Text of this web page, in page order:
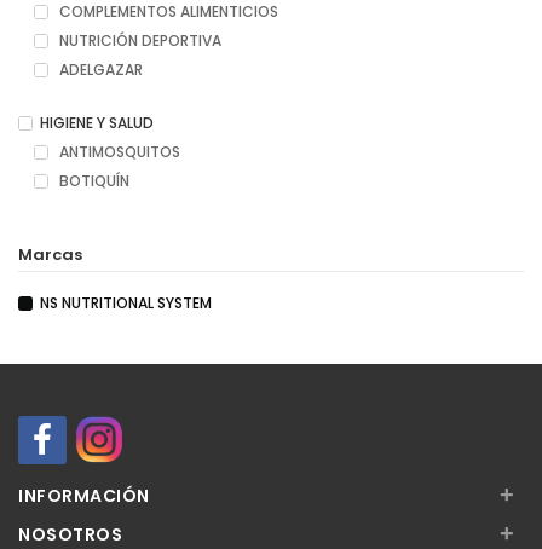
COMPLEMENTOS ALIMENTICIOS
NUTRICIÓN DEPORTIVA
ADELGAZAR
HIGIENE Y SALUD
ANTIMOSQUITOS
BOTIQUÍN
Marcas
NS NUTRITIONAL SYSTEM
INFORMACIÓN +
NOSOTROS +